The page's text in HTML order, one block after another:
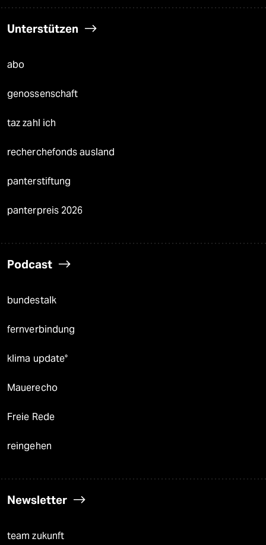
Unterstützen
abo
genossenschaft
taz zahl ich
recherchefonds ausland
panterstiftung
panterpreis 2026
Podcast
bundestalk
fernverbindung
klima update°
Mauerecho
Freie Rede
reingehen
Newsletter
team zukunft